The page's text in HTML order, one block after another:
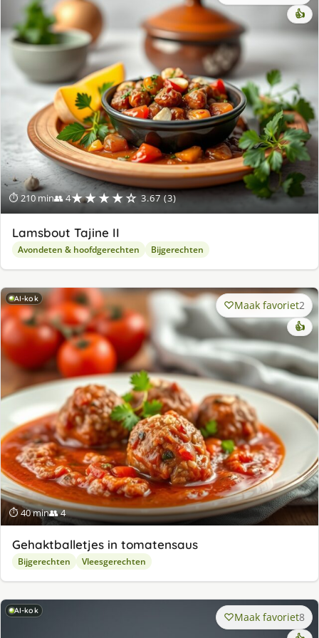
⏱ 210 min👥 4★★★★☆ 3.67 (3)
👍
Lamsbout Tajine II
Avondeten & hoofdgerechten Bijgerechten
AI-kok
⏱ 40 min👥 4
Maak favoriet2
👍
Gehaktballetjes in tomatensaus
Bijgerechten Vleesgerechten
AI-kok Maak favoriet8